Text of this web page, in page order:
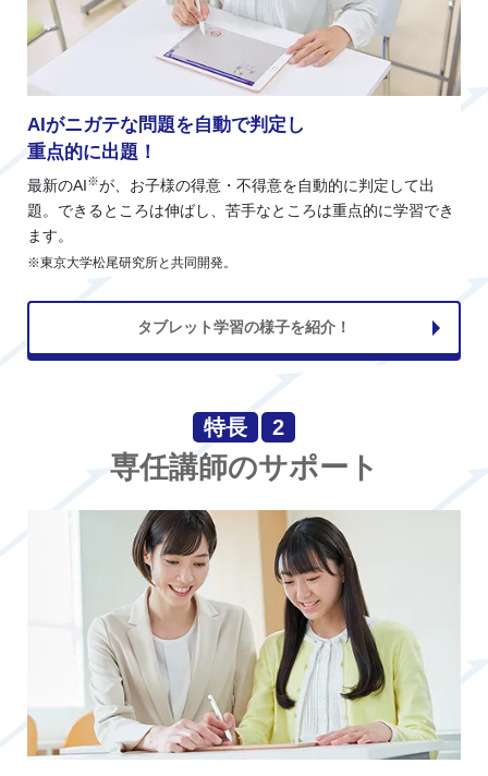
AIがニガテな問題を自動で判定し
重点的に出題！
最新のAI※が、お子様の得意・不得意を自動的に判定して出
題。できるところは伸ばし、苦手なところは重点的に学習でき
ます。
※東京大学松尾研究所と共同開発。
タブレット学習の様子を紹介！
特長 2
専任講師のサポート